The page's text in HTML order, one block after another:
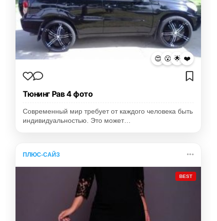
😍 😮 🌟 ❤️
Тюнинг Рав 4 фото
Современный мир требует от каждого человека быть
индивидуальностью. Это может…
ПЛЮС-САЙЗ
BEST